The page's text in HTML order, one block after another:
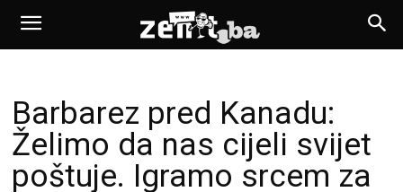
Barbarez pred Kanadu:
Želimo da nas cijeli svijet
poštuje. Igramo srcem za